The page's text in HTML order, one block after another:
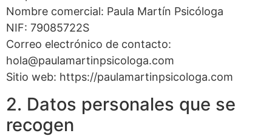
Nombre comercial: Paula Martín Psicóloga
NIF: 79085722S
Correo electrónico de contacto:
hola@paulamartinpsicologa.com
Sitio web: https://paulamartinpsicologa.com
2. Datos personales que se
recogen